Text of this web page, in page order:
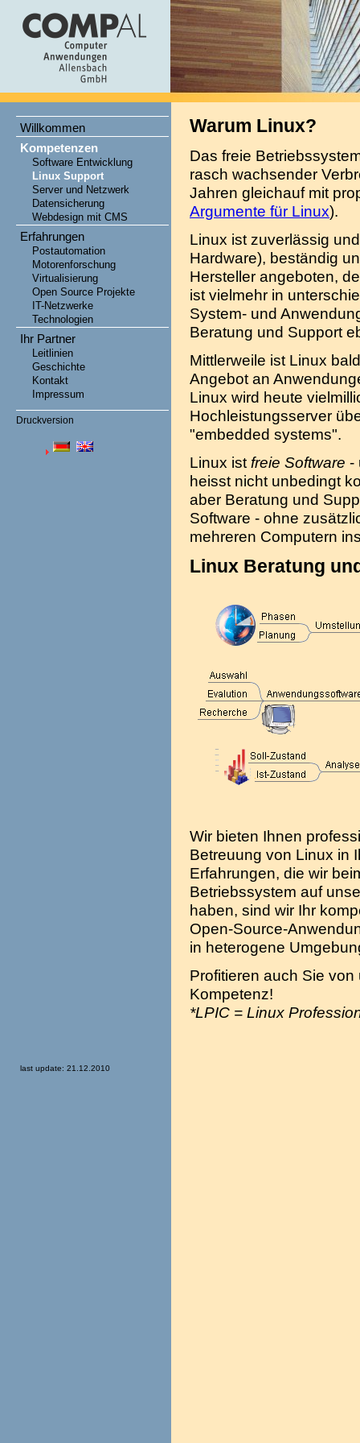
Willkommen
Kompetenzen
Software Entwicklung
Linux Support
Server und Netzwerk
Datensicherung
Webdesign mit CMS
Erfahrungen
Postautomation
Motorenforschung
Virtualisierung
Open Source Projekte
IT-Netzwerke
Technologien
Ihr Partner
Leitlinien
Geschichte
Kontakt
Impressum
Druckversion
Warum Linux?
Das freie
rasch wachsender
Jahren gleichauf mit
Argumente für Linux).
Linux ist zuverlässig
Hardware), beständig
Hersteller angeboten,
ist vielmehr in
System- und
Beratung und Support
Mittlerweile ist Linux
Angebot an
Linux wird heute
Hochleistungsserver
"embedded systems".
Linux ist freie Software -
heisst nicht unbedingt
aber Beratung und
Software - ohne
mehreren Computern
Linux Beratung
Wir bieten Ihnen
Betreuung von Linux in
Erfahrungen, die wir
Betriebssystem auf
haben, sind wir Ihr
Open-Source-
in heterogene
Profitieren auch Sie
Kompetenz!
*LPIC = Linux
last update: 21.12.2010